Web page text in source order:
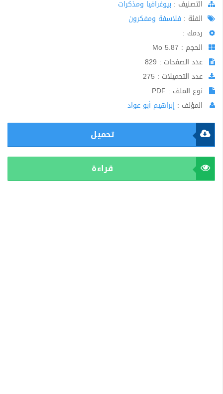
اﻟﺘﺼﻨﻴﻒ : بيوغرافيا ومذكرات
الفئة : فلاسفة ومفكرون
ردمك :
الحجم : 5.87 Mo
عدد الصفحات : 829
عدد التحميلات : 275
نوع الملف : PDF
المؤلف : إبراهيم أبو عواد
تحميل
قراءة